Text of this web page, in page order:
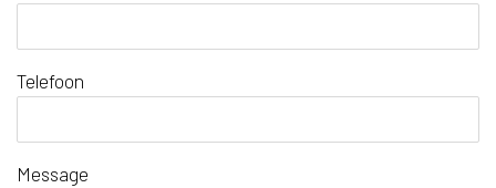
Telefoon
Message